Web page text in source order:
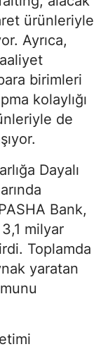
ürünleriyle
Ayrıca,
birimleri
kolaylığı
de
Dayalı
Bank,
milyar
Toplamda
yaratan